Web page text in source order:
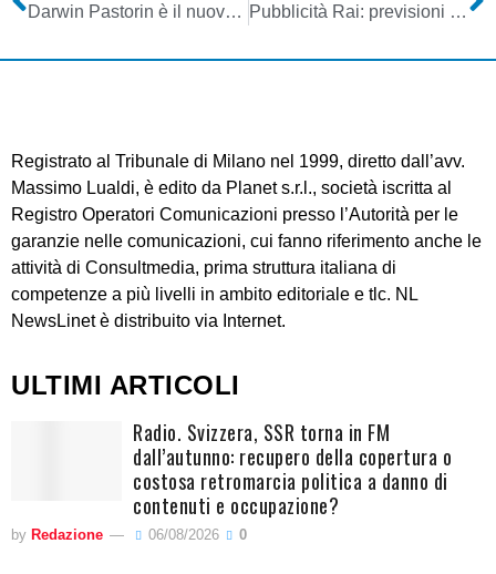
Darwin Pastorin è il nuovo direttore di Quartarete Torino Pubblicità Rai: previsioni di crescita zero per il 2009
Registrato al Tribunale di Milano nel 1999, diretto dall’avv.
Massimo Lualdi, è edito da Planet s.r.l., società iscritta al
Registro Operatori Comunicazioni presso l’Autorità per le
garanzie nelle comunicazioni, cui fanno riferimento anche le
attività di Consultmedia, prima struttura italiana di
competenze a più livelli in ambito editoriale e tlc. NL
NewsLinet è distribuito via Internet.
ULTIMI ARTICOLI
Radio. Svizzera, SSR torna in FM
dall’autunno: recupero della copertura o
costosa retromarcia politica a danno di
contenuti e occupazione?
by Redazione 06/08/2026 0